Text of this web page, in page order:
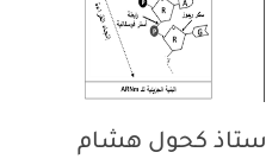
كحول هشام